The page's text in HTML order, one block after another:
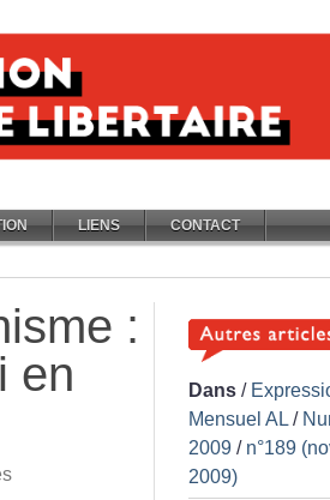
LIENS CONTACT
:
en
Dans /
Mensuel AL /
2009 / n°189
2009)